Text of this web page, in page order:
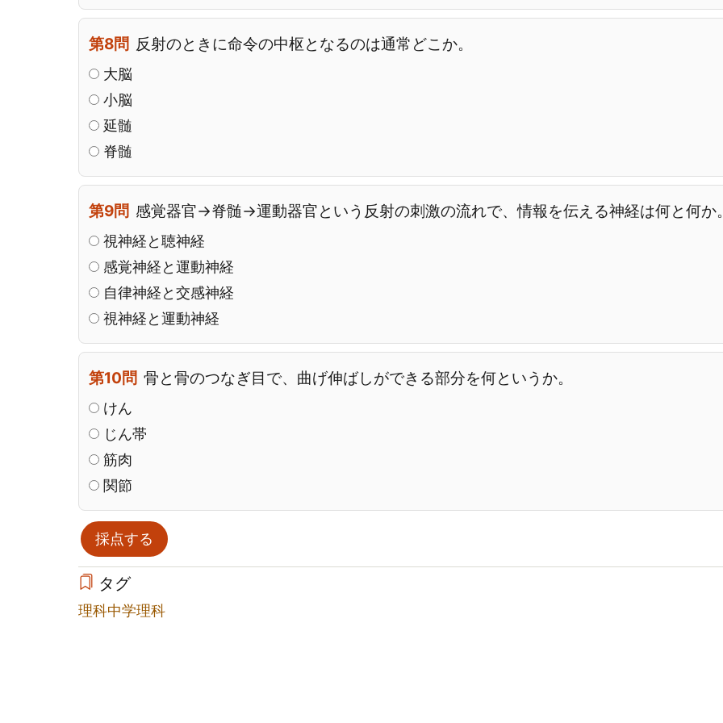
第8問 反射のときに命令の中枢となるのは通常どこか。
大脳
小脳
延髄
脊髄
第9問 感覚器官→脊髄→運動器官という反射の刺激の流れで、情報を伝える神経は何と何か
視神経と聴神経
感覚神経と運動神経
自律神経と交感神経
視神経と運動神経
第10問 骨と骨のつなぎ目で、曲げ伸ばしができる部分を何というか。
けん
じん帯
筋肉
関節
タグ
理科中学理科